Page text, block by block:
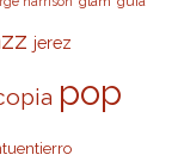
jerez
pop